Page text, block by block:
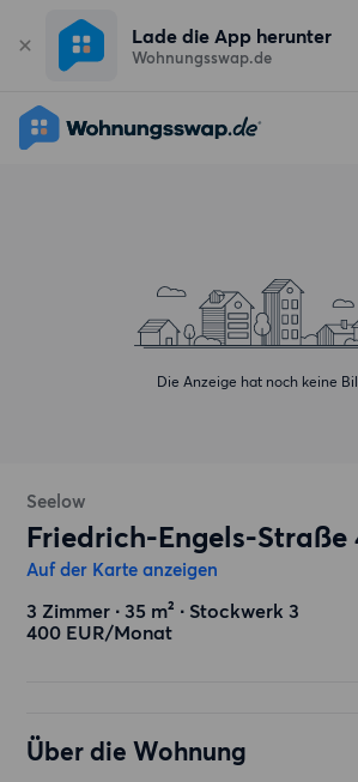
Lade die App herunter
Wohnungsswap.de
Die Anzeige hat noch keine
Seelow
Friedrich-Engels-Straße
Auf der Karte anzeigen
3 Zimmer ∙ 35 m² ∙ Stockwerk 3
400 EUR/Monat
Über die Wohnung